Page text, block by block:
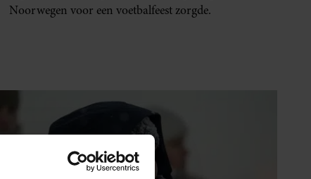
Noorwegen voor een voetbalfeest zorgde.